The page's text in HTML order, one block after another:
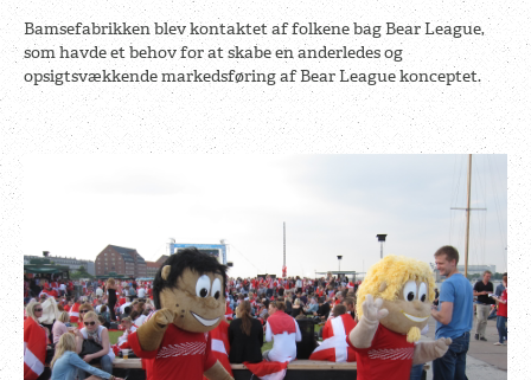
Bamsefabrikken blev kontaktet af folkene bag Bear League,
som havde et behov for at skabe en anderledes og
opsigtsvækkende markedsføring af Bear League konceptet.